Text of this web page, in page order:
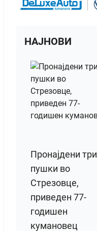
НАЈНОВИ
Пронајдени три
пушки во
Стрезовце,
приведен 77-
годишен
кумановец